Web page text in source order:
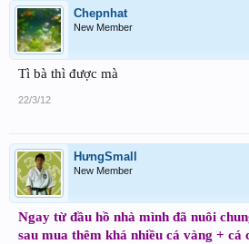
Chepnhat
New Member
Tì bà thì được mà
22/3/12
HưngSmall
New Member
Ngay từ đầu hồ nhà mình đã nuôi
sau mua thêm khá nhiều cá vàng + cá